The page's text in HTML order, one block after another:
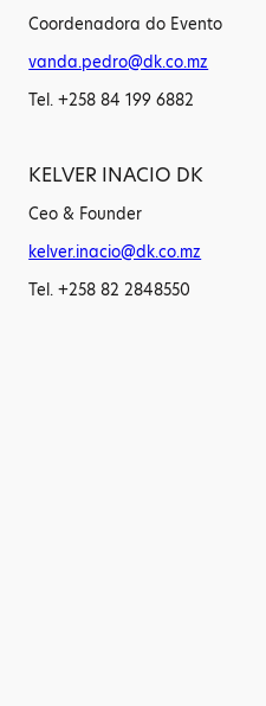
Coordenadora do Evento
vanda.pedro@dk.co.mz
Tel. +258 84 199 6882
KELVER INACIO DK
Ceo & Founder
kelver.inacio@dk.co.mz
Tel. +258 82 2848550